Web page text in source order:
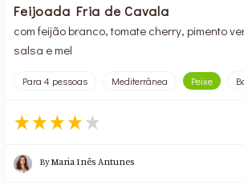
Feijoada Fria de Cavala
com feijão branco, tomate cherry, pimento
salsa e mel
Para 4 pessoas Mediterrânea Peixe
ByMaria Inês Antunes